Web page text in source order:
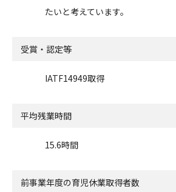
たいと考えています。
受賞・認定等
IATF14949取得
平均残業時間
15.6時間
前事業年度の育児休業取得者数